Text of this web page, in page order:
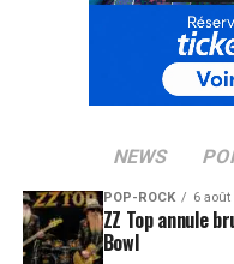
NEWS
POP-ROCK 6 août
ZZ Top annule
Bowl